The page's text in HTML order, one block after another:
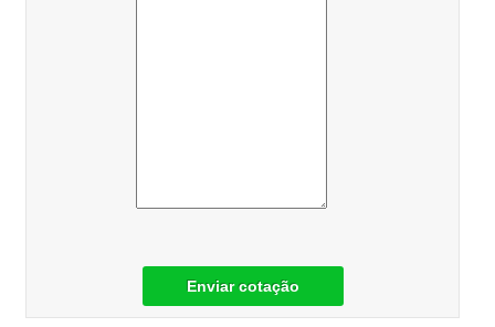
Enviar cotação